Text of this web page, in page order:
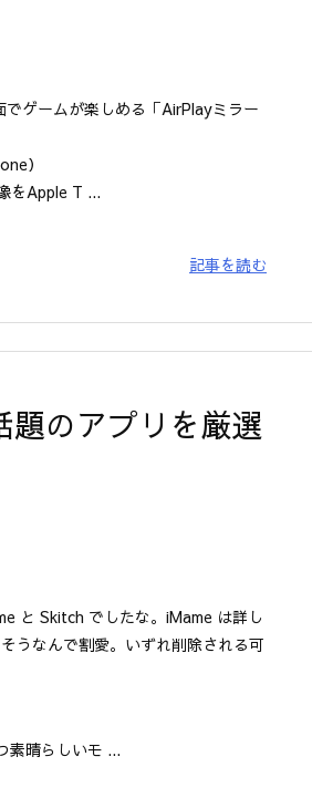
ゲームが楽しめる「AirPlayミラー
）
をApple T ...
記事を読む
題のアプリを厳選
と Skitch でしたな。iMame は詳し
うなんで割愛。いずれ削除される可
素晴らしいモ ...